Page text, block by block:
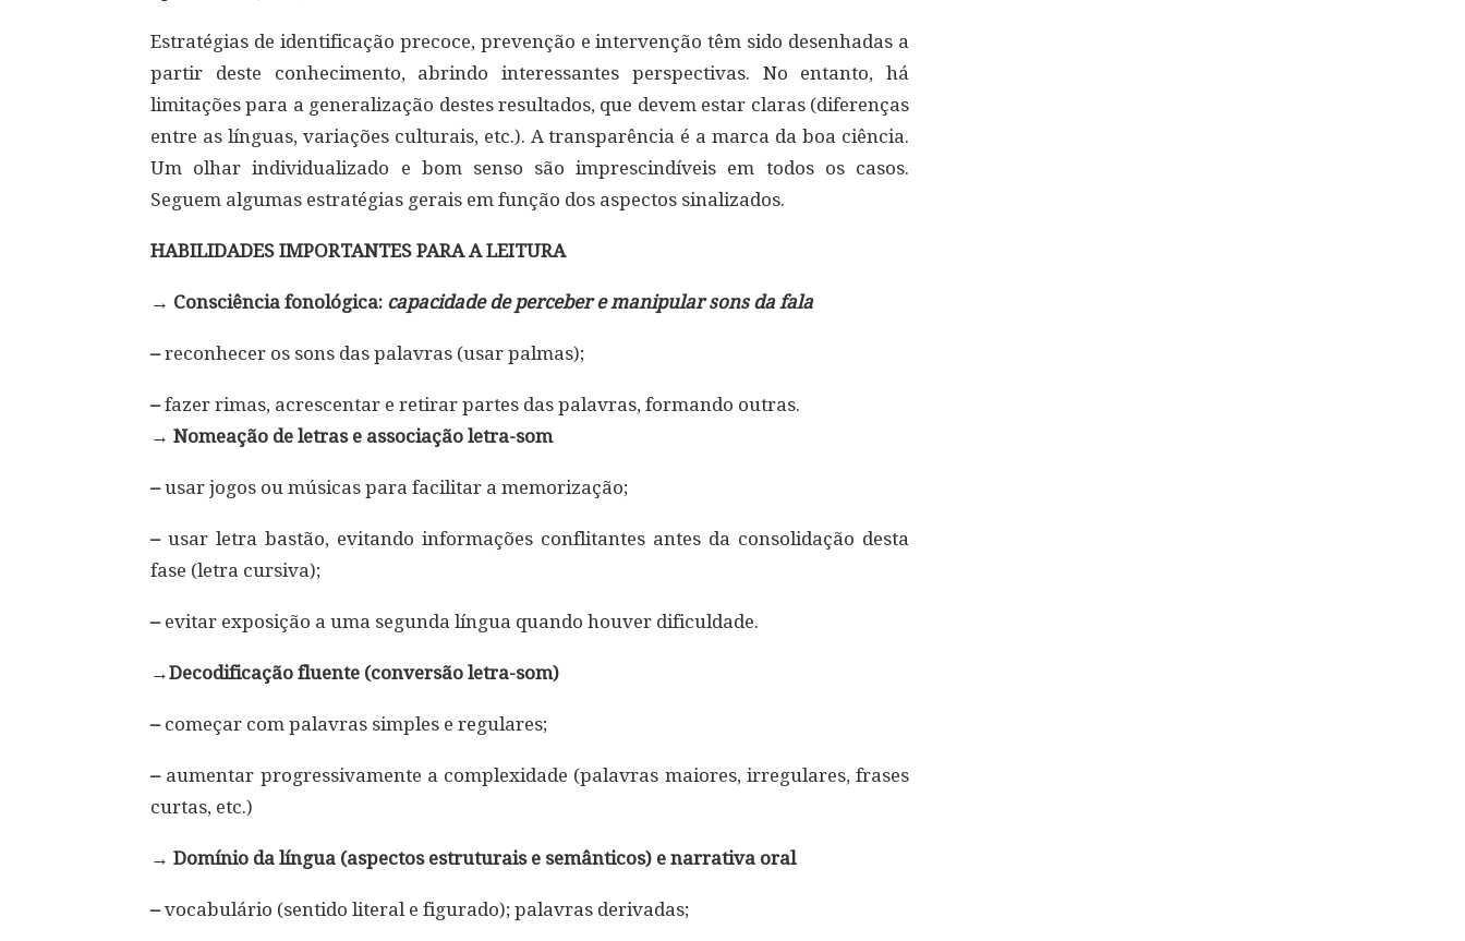
Estratégias de identificação precoce, prevenção e intervenção têm sido desenhadas a
partir deste conhecimento, abrindo interessantes perspectivas. No entanto, há
limitações para a generalização destes resultados, que devem estar claras (diferenças
entre as línguas, variações culturais, etc.). A transparência é a marca da boa ciência.
Um olhar individualizado e bom senso são imprescindíveis em todos os casos.
Seguem algumas estratégias gerais em função dos aspectos sinalizados.
HABILIDADES IMPORTANTES PARA A LEITURA
→ Consciência fonológica: capacidade de perceber e manipular sons da fala
– reconhecer os sons das palavras (usar palmas);
– fazer rimas, acrescentar e retirar partes das palavras, formando outras.
→ Nomeação de letras e associação letra-som
–usar jogos ou músicas para facilitar a memorização;
–usar letra bastão, evitando informações conflitantes antes da consolidação desta
fase (letra cursiva);
–evitar exposição a uma segunda língua quando houver dificuldade.
→Decodificação fluente (conversão letra-som)
–começar com palavras simples e regulares;
–aumentar progressivamente a complexidade (palavras maiores, irregulares, frases
curtas, etc.)
→ Domínio da língua (aspectos estruturais e semânticos) e narrativa oral
–vocabulário (sentido literal e figurado); palavras derivadas;